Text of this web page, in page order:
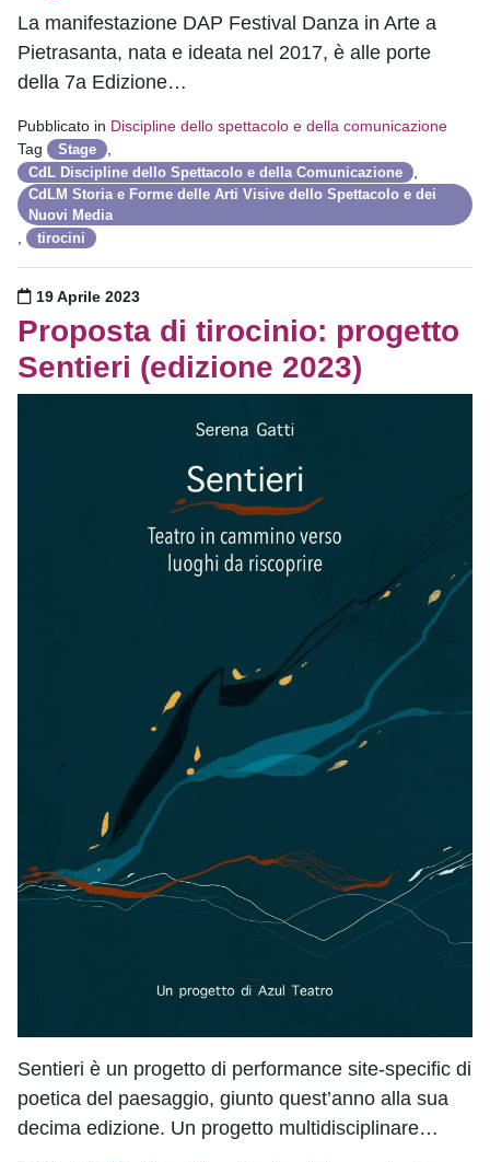
La manifestazione DAP Festival Danza in Arte a
Pietrasanta, nata e ideata nel 2017, è alle porte
della 7a Edizione…
Pubblicato in Discipline dello spettacolo e della comunicazione
Tag
Stage
CdL Discipline dello Spettacolo e della Comunicazione
CdLM Storia e Forme delle Arti Visive dello Spettacolo e dei
Nuovi Media
tirocini
Pubblicato il
19 Aprile 2023
Proposta di tirocinio: progetto
Sentieri (edizione 2023)
Sentieri è un progetto di performance site-specific di
poetica del paesaggio, giunto quest’anno alla sua
decima edizione. Un progetto multidisciplinare…